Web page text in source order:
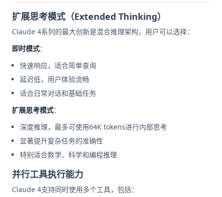
扩展思考模式（Extended Thinking）
Claude 4系列的最大创新是混合推理架构，用户可以选择：
即时模式：
快速响应，适合简单查询
延迟低，用户体验流畅
适合日常对话和基础任务
扩展思考模式：
深度推理，最多可使用64K tokens进行内部思考
显著提升复杂任务的准确性
特别适合数学、科学和编程推理
并行工具执行能力
Claude 4支持同时使用多个工具，包括：